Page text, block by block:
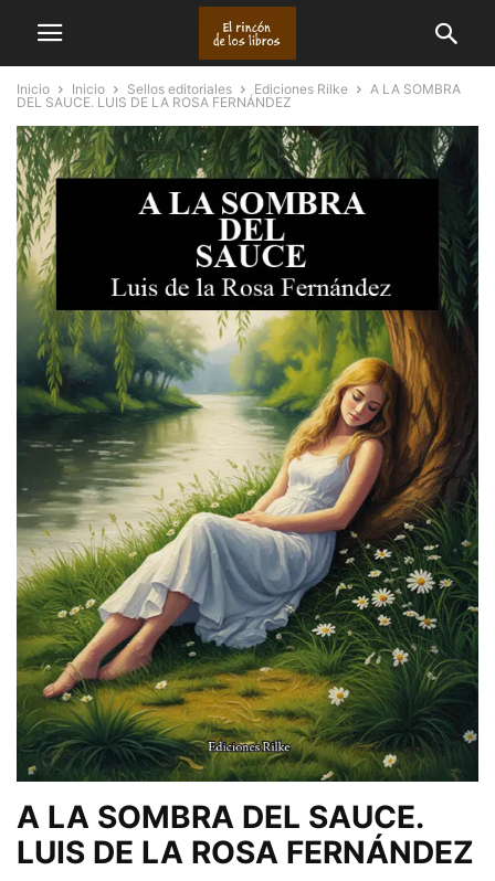
Inicio Inicio Sellos editoriales Ediciones Rilke
A LA SOMBRA
DEL SAUCE. LUIS DE LA ROSA FERNÁNDEZ
A LA SOMBRA DEL SAUCE.
LUIS DE LA ROSA FERNÁNDEZ